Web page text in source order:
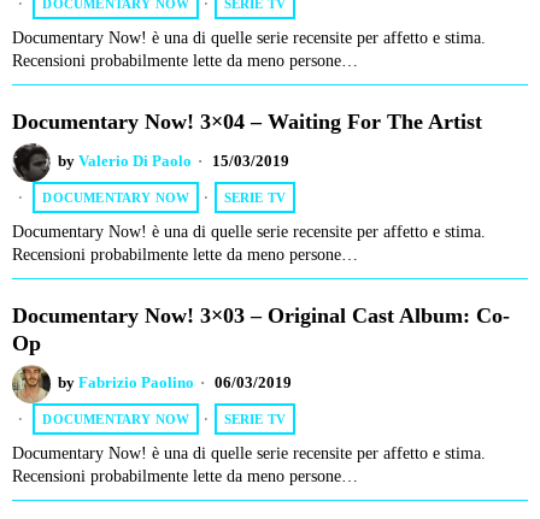
DOCUMENTARY NOW · SERIE TV
Documentary Now! è una di quelle serie recensite per affetto e stima.
Recensioni probabilmente lette da meno persone…
Documentary Now! 3×04 – Waiting For The Artist
by Valerio Di Paolo 15/03/2019
DOCUMENTARY NOW · SERIE TV
Documentary Now! è una di quelle serie recensite per affetto e stima.
Recensioni probabilmente lette da meno persone…
Documentary Now! 3×03 – Original Cast Album: Co-
Op
by Fabrizio Paolino 06/03/2019
DOCUMENTARY NOW · SERIE TV
Documentary Now! è una di quelle serie recensite per affetto e stima.
Recensioni probabilmente lette da meno persone…